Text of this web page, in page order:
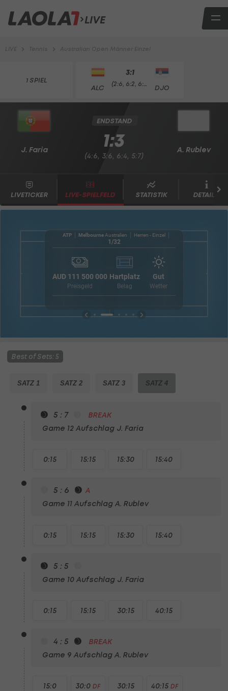
LIVE
LIVE Tennis Australian Open Männer Einzel
1 SPIEL
ALC
DJO
3:1
(2:6, 6:2, 6:3, 7:5)
J. Faria A. Rublev
ENDSTAND
1:3
(4:6, 3:6, 6:4, 5:7)
LIVETICKER LIVE-SPIELFELD STATISTIK DETAILS
ATP Melbourne Australien Herren - Einzel
1/32
AUD 111 500 000
Preisgeld
Hartplatz
Belag
Gut
Wetter
Best of Sets: 5
SATZ 1 SATZ 2 SATZ 3 SATZ 4
5 : 7
BREAK
Game 12 Aufschlag J. Faria
0:15 15:15 15:30 15:40
5 : 6 A
Game 11 Aufschlag A. Rublev
0:15 15:15 15:30 15:40
5 : 5
Game 10 Aufschlag J. Faria
0:15 15:15 30:15 40:15
4 : 5
BREAK
Game 9 Aufschlag A. Rublev
15:0 30:0DF 30:15 40:15 DF